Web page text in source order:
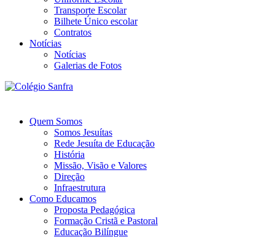
Transporte Escolar
Bilhete Único escolar
Contratos
Notícias
Notícias
Galerias de Fotos
Quem Somos
Somos Jesuítas
Rede Jesuíta de Educação
História
Missão, Visão e Valores
Direção
Infraestrutura
Como Educamos
Proposta Pedagógica
Formação Cristã e Pastoral
Educação Bilíngue